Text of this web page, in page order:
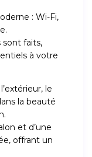
: Wi-Fi,
sont faits,
à votre
le
la beauté
et d’une
offrant un